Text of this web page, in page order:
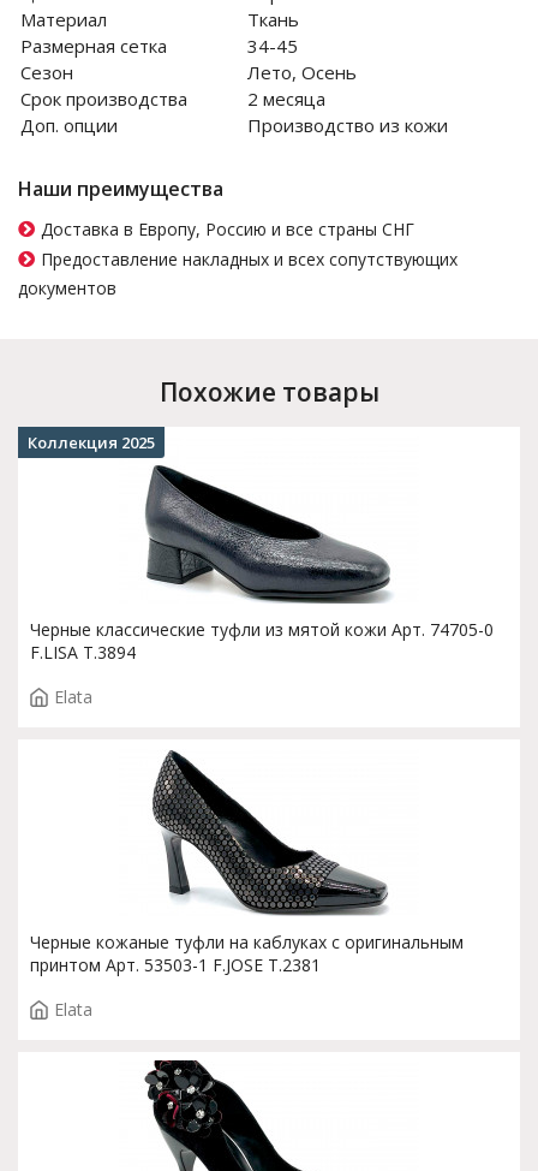
Материал
Ткань
Размерная сетка
34-45
Сезон
Лето, Осень
Срок производства
2 месяца
Доп. опции
Производство из кожи
Наши преимущества
Доставка в Европу, Россию и все страны СНГ
Предоставление накладных и всех сопутствующих
документов
Похожие товары
Черные классические туфли из мятой кожи Арт. 74705-0
F.LISA T.3894
Elata
Коллекция 2025
Черные кожаные туфли на каблуках с оригинальным
принтом Арт. 53503-1 F.JOSE T.2381
Elata